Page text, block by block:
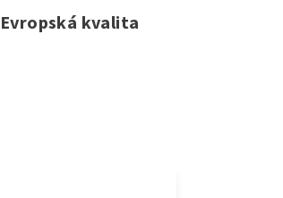
Evropská kvalita